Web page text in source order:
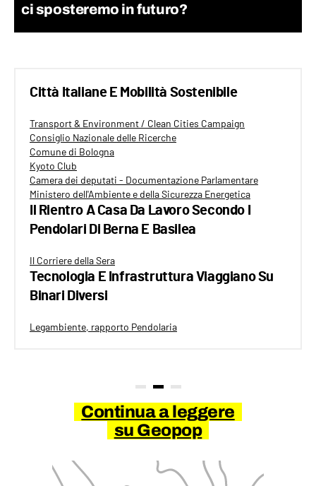
ci sposteremo in futuro?
Città Italiane E Mobilità Sostenibile
Transport & Environment / Clean Cities Campaign
Consiglio Nazionale delle Ricerche
Comune di Bologna
Kyoto Club
Camera dei deputati - Documentazione Parlamentare
Ministero dell'Ambiente e della Sicurezza Energetica
Il Rientro A Casa Da Lavoro Secondo I
Pendolari Di Berna E Basilea
Il Corriere della Sera
Tecnologia E Infrastruttura Viaggiano Su
Binari Diversi
Legambiente, rapporto Pendolaria
Continua a leggere
su Geopop